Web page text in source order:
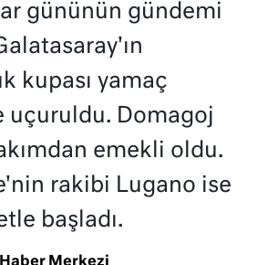
gününün gündemi
kupası yamaç
uçuruldu. Domagoj
emekli oldu.
rakibi Lugano ise
başladı.